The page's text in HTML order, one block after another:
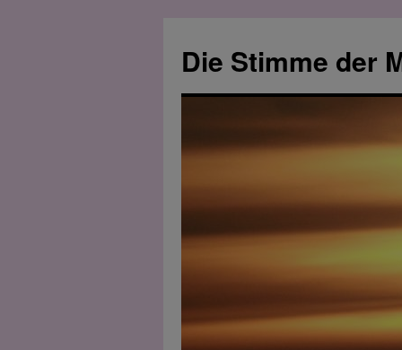
springen
Die Stimme der